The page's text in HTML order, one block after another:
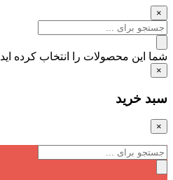
×
شما این محصولات را انتخاب کرده اید
×
سبد خرید
×